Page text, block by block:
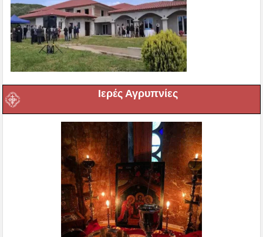
Ιερές Αγρυπνίες